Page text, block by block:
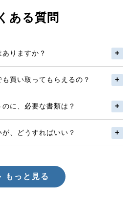
ある質問
りますか？
買い取ってもらえるの？
に、必要な書類は？
、どうすればいい？
もっと見る